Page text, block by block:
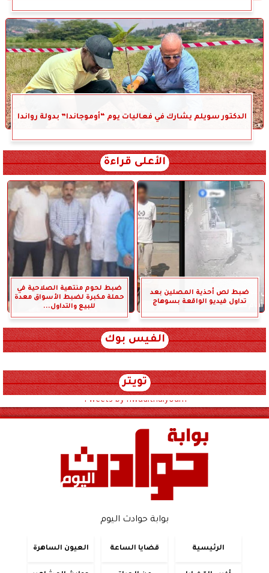
الدكتور سويلم يشارك في فعاليات يوم “أوموجاندا” بدولة رواندا
الأعلى قراءة
ضبط لص أحذية المصلين بعد
تداول فيديو الواقعة بسوهاج
ضبط لحوم منتهية الصلاحية في
حملة مكبرة لضبط الأسواق معدة
للبيع والتداول...
الفيس بوك
تويتر
Tweets by hwadithalyoum
بوابة حوادث اليوم
الرئيسية قضايا الساعة العيون الساهرة